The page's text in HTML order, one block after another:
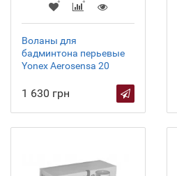
Воланы для
бадминтона перьевые
Yonex Aerosensa 20
1 630 грн